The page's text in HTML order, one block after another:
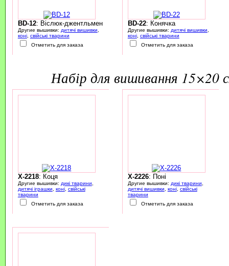
BD-12: Віслюк-джентльмен
Другие вышивки: дитячі вишивки,
коні, свійські тварини
Отметить для заказа
BD-22: Конячка
Другие вышивки: дитячі вишивки,
коні, свійські тварини
Отметить для заказа
набір для вишивання
X-2218: Коця
Другие вышивки: дикі тварини
дитячі іграшки
коні, свійські
тварини
Отметить для заказа
X-2226: Поні
Другие вышивки: дикі тварини
дитячі вишивки
коні, свійські
тварини
Отметить для заказа